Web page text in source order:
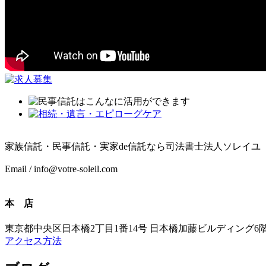
家族信託・民事信託・実家de信託なら司法書士法人ソレイユ
Email / info@votre-soleil.com
本 店
東京都中央区日本橋2丁目1番14号 日本橋加藤ビルディング6
アクセス方法